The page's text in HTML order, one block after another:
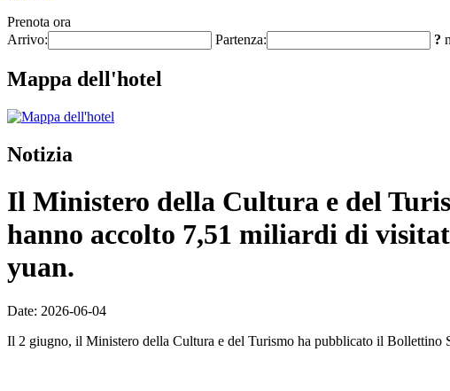
Prenota ora
Arrivo:
Partenza: ?
Mappa dell'hotel
Notizia
Il Ministero della Cultura e del
hanno accolto 7,51 miliardi di
yuan.
Date: 2026-06-04
Il 2 giugno, il Ministero della Cultura e del Turismo ha pubblicato il Bollettino